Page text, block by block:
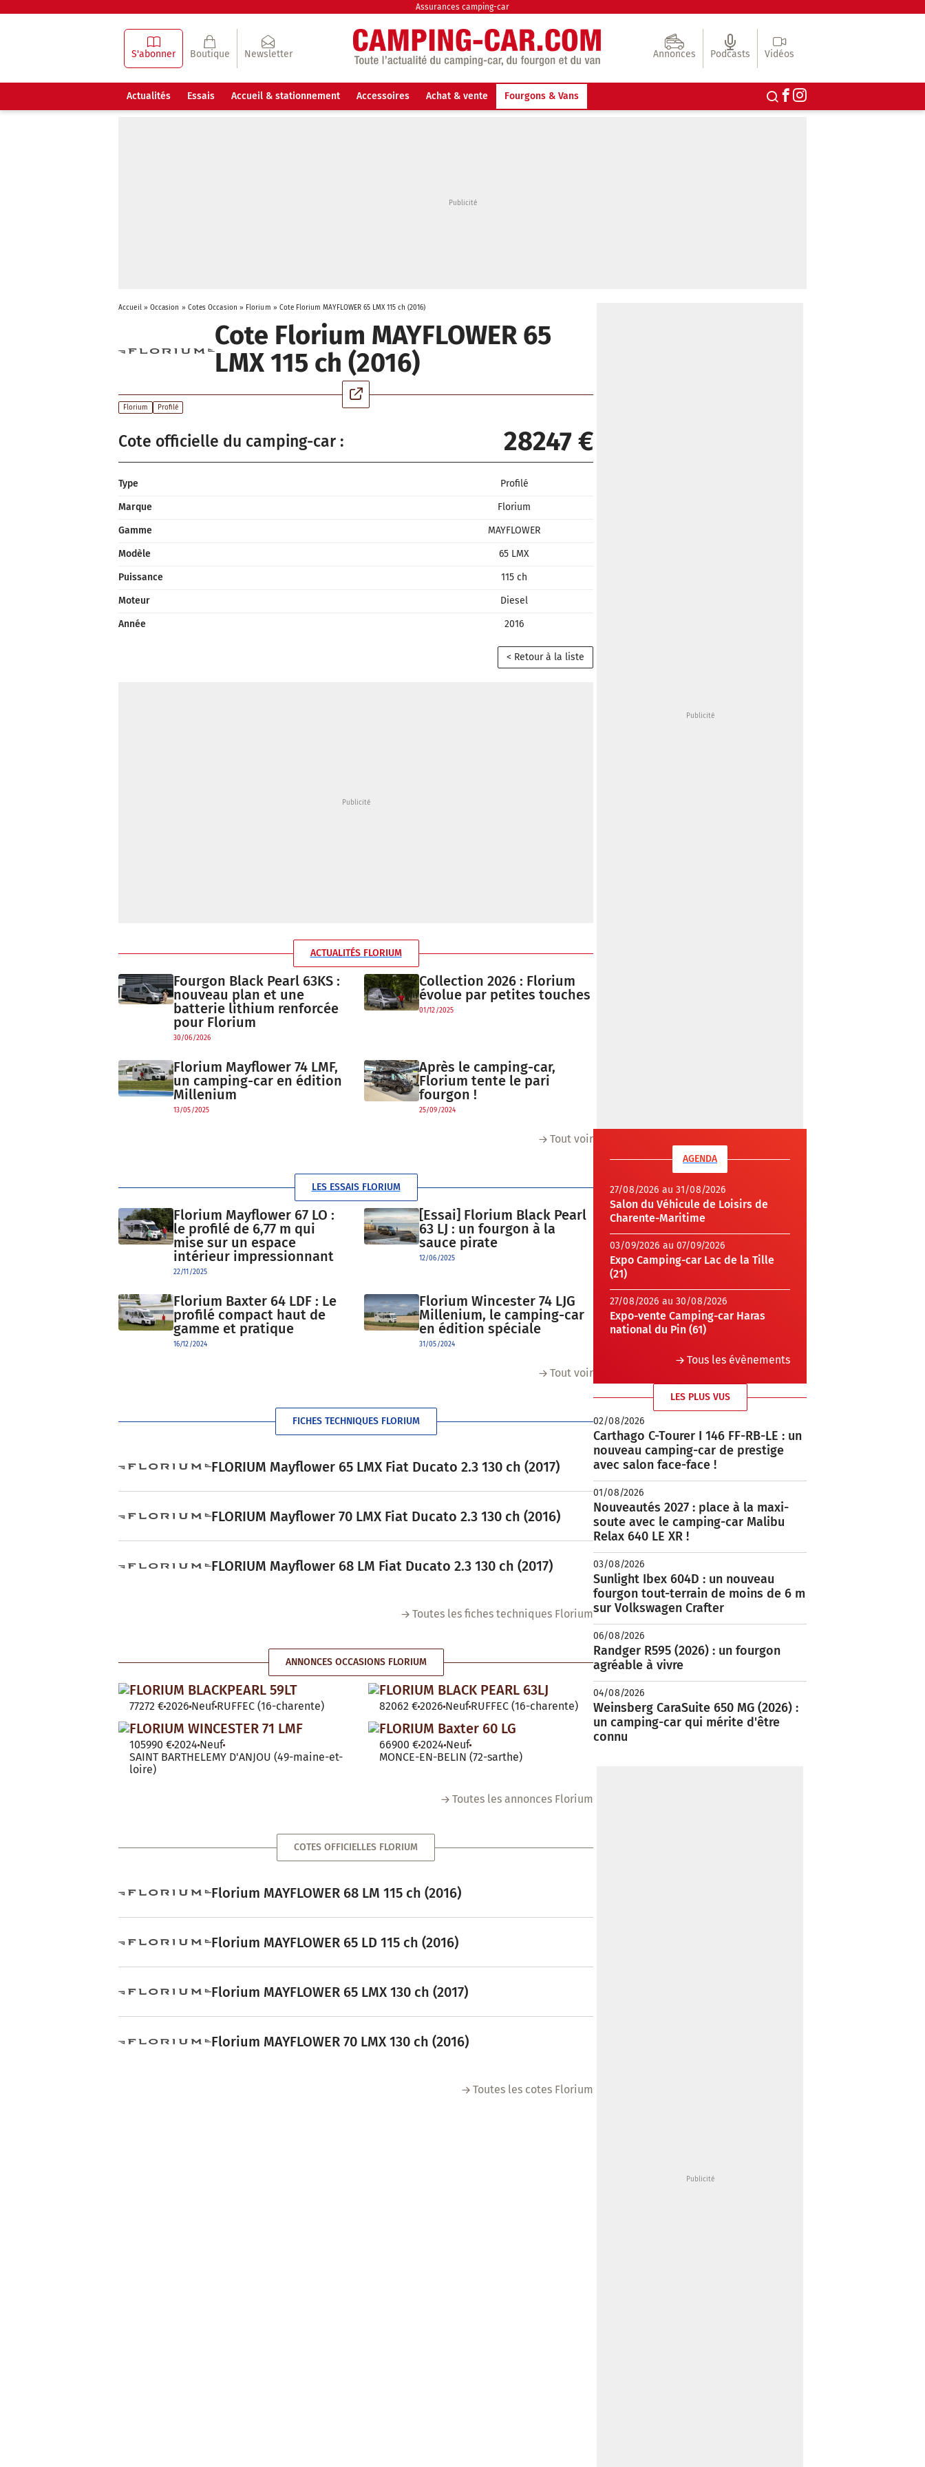
Assurances camping-car
S'abonner Boutique Newsletter Annonces Podcasts Vidéos
Actualités Essais Accueil & stationnement Accessoires Achat & vente Fourgons & Vans
Accueil» Occasion » Cotes Occasion » Florium » Cote Florium MAYFLOWER 65 LMX 115 ch (2016)
Cote Florium MAYFLOWER 65
LMX 115 ch (2016)
Florium Profilé
Cote officielle du camping-car : 28247 €
Type
Profilé
Marque
Florium
Gamme
MAYFLOWER
Modèle
65 LMX
Puissance
115 ch
Moteur
Diesel
Année
2016
< Retour à la liste
ACTUALITÉS FLORIUM
Fourgon Black Pearl 63KS :
nouveau plan et une
batterie lithium renforcée
pour Florium
30/06/2026
Collection 2026 : Florium
évolue par petites touches
01/12/2025
Florium Mayflower 74 LMF,
un camping-car en édition
Millenium
13/05/2025
Après le camping-car,
Florium tente le pari
fourgon !
25/09/2024
Tout voir
LES ESSAIS FLORIUM
Florium Mayflower 67 LO :
le profilé de 6,77 m qui
mise sur un espace
intérieur impressionnant
22/11/2025
[Essai] Florium Black Pearl
63 LJ : un fourgon à la
sauce pirate
12/06/2025
Florium Baxter 64 LDF : Le
profilé compact haut de
gamme et pratique
16/12/2024
Florium Wincester 74 LJG
Millenium, le camping-car
en édition spéciale
31/05/2024
Tout voir
FICHES TECHNIQUES FLORIUM
FLORIUM Mayflower 65 LMX Fiat Ducato 2.3 130 ch (2017)
FLORIUM Mayflower 70 LMX Fiat Ducato 2.3 130 ch (2016)
FLORIUM Mayflower 68 LM Fiat Ducato 2.3 130 ch (2017)
Toutes les fiches techniques Florium
ANNONCES OCCASIONS FLORIUM
FLORIUM BLACKPEARL 59LT
77272 €2026 Neuf RUFFEC (16-charente)
FLORIUM BLACK PEARL 63LJ
82062 €2026 Neuf RUFFEC (16-charente)
FLORIUM WINCESTER 71 LMF
105990 €2024 Neuf
SAINT BARTHELEMY D'ANJOU (49-maine-et-
loire)
FLORIUM Baxter 60 LG
66900 €2024 Neuf
MONCE-EN-BELIN (72-sarthe)
Toutes les annonces Florium
COTES OFFICIELLES FLORIUM
Florium MAYFLOWER 68 LM 115 ch (2016)
Florium MAYFLOWER 65 LD 115 ch (2016)
Florium MAYFLOWER 65 LMX 130 ch (2017)
Florium MAYFLOWER 70 LMX 130 ch (2016)
Toutes les cotes Florium
AGENDA
27/08/2026 au 31/08/2026
Salon du Véhicule de Loisirs de
Charente-Maritime
03/09/2026 au 07/09/2026
Expo Camping-car Lac de la Tille
(21)
27/08/2026 au 30/08/2026
Expo-vente Camping-car Haras
national du Pin (61)
Tous les évènements
LES PLUS VUS
02/08/2026
Carthago C-Tourer I 146 FF-RB-LE : un
nouveau camping-car de prestige
avec salon face-face !
01/08/2026
Nouveautés 2027 : place à la maxi-
soute avec le camping-car Malibu
Relax 640 LE XR !
03/08/2026
Sunlight Ibex 604D : un nouveau
fourgon tout-terrain de moins de 6 m
sur Volkswagen Crafter
06/08/2026
Randger R595 (2026) : un fourgon
agréable à vivre
04/08/2026
Weinsberg CaraSuite 650 MG (2026) :
un camping-car qui mérite d'être
connu